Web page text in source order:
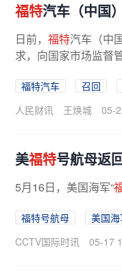
福特汽车（中国
日前， 福特汽车（中
求，向国家市场监督
福特汽车 召回
人民财讯
王焕城 05-
美福特号航母返
5月16日，美国海军“
福特号航母 美国海
CCTV国际时讯
05-17